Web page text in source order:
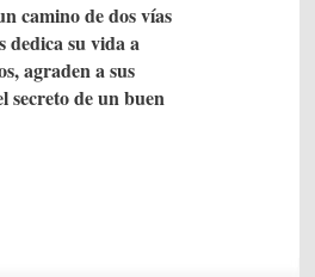
camino de dos vías
dedica su vida a
agraden a sus
secreto de un buen